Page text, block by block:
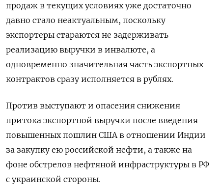
продаж в текущих условиях уже достаточно
давно стало неактуальным, поскольку
экспортеры стараются не задерживать
реализацию выручки в инвалюте, а
одновременно значительная часть экспортных
контрактов сразу исполняется в рублях.
Против выступают и опасения снижения
притока экспортной выручки после введения
повышенных пошлин США в отношении Индии
за закупку ею российской нефти, а также на
фоне обстрелов нефтяной инфраструктуры в РФ
с украинской стороны.